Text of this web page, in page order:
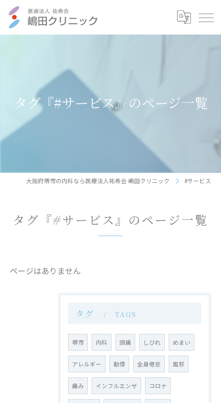
タグ『#サービス』のページ一覧
大阪府堺市の内科なら医療法人祐希会 嶋田クリニック #サービス
タグ『#サービス』のページ一覧
ページはありません
タグ TAGS
堺市 内科 頭痛 しびれ めまい
アレルギー 動悸 全身倦怠 風邪
痛み インフルエンザ コロナ